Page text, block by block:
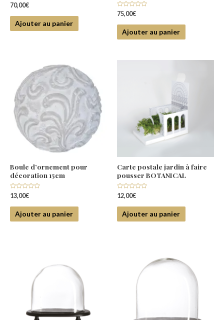
Note
0
sur
70,00€
Ajouter au panier
Note
0
sur
75,00€
Ajouter au panier
Boule d’ornement pour
décoration 15cm
Note
0
sur
13,00€
Ajouter au panier
Carte postale jardin à faire
pousser BOTANICAL
Note
0
sur
12,00€
Ajouter au panier